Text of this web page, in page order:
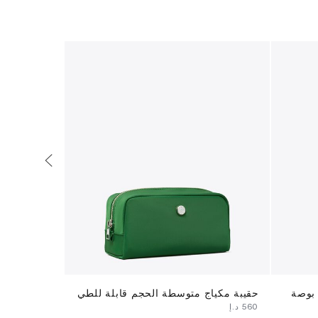
حقيبة مكياج متوسطة الحجم قابلة للطي